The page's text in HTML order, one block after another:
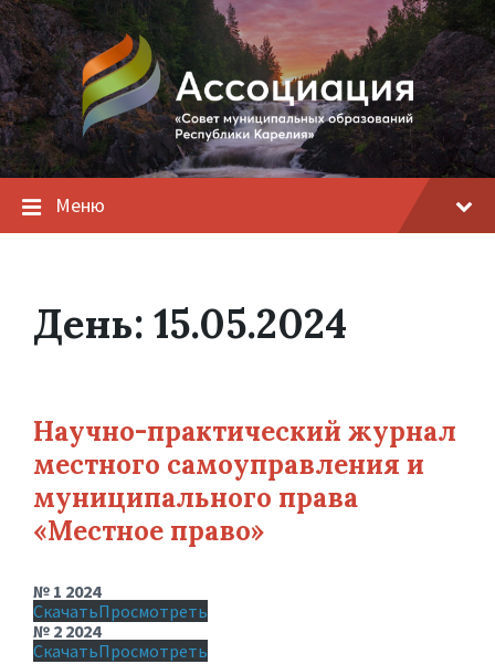
Меню
День: 15.05.2024
Научно-практический журнал
местного самоуправления и
муниципального права
«Местное право»
№ 1 2024
СкачатьПросмотреть
№ 2 2024
СкачатьПросмотреть